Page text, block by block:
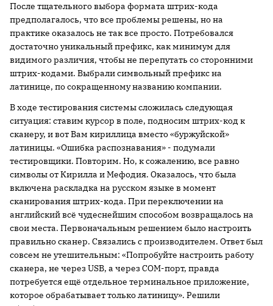
После тщательного выбора формата штрих-кода
предполагалось, что все проблемы решены, но на
практике оказалось не так все просто. Потребовался
достаточно уникальный префикс, как минимум для
видимого различия, чтобы не перепутать со сторонними
штрих-кодами. Выбрали символьный префикс на
латинице, по сокращенному названию компании.
В ходе тестирования системы сложилась следующая
ситуация: ставим курсор в поле, подносим штрих-код к
сканеру, и вот Вам кириллица вместо «буржуйской»
латиницы. «Ошибка распознавания» - подумали
тестировщики. Повторим. Но, к сожалению, все равно
символы от Кирилла и Мефодия. Оказалось, что была
включена раскладка на русском языке в момент
сканирования штрих-кода. При переключении на
английский всё чудеснейшим способом возвращалось на
свои места. Первоначальным решением было настроить
правильно сканер. Связались с производителем. Ответ был
совсем не утешительным: «Попробуйте настроить работу
сканера, не через USB, а через COM-порт, правда
потребуется ещё отдельное терминальное приложение,
которое обрабатывает только латиницу». Решили